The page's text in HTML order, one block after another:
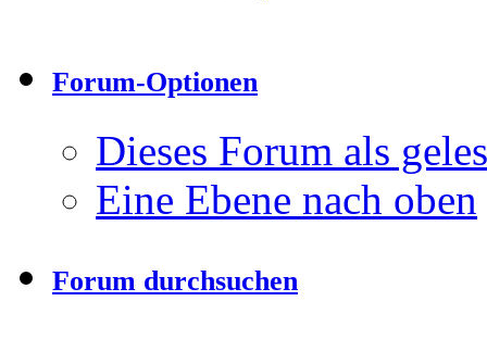
Forum-Optionen
Dieses Forum als
Eine Ebene nach oben
Forum durchsuchen